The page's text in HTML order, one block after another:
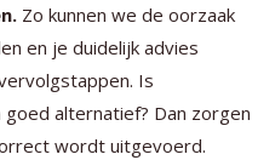
Zo kunnen we de oorzaak
en je duidelijk advies
Is
alternatief? Dan zorgen
wordt uitgevoerd.